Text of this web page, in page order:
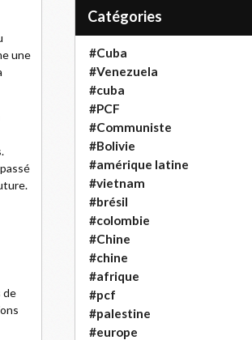
une
de
Catégories
#Cuba
#Venezuela
#cuba
#PCF
#Communiste
#Bolivie
#amérique latine
#vietnam
#brésil
#colombie
#Chine
#chine
#afrique
#pcf
#palestine
#europe